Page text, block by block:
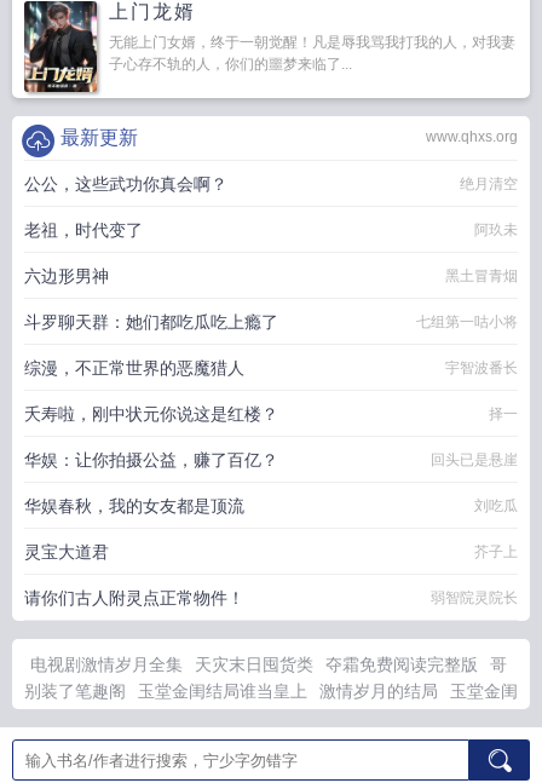
上门龙婿
无能上门女婿，终于一朝觉醒！凡是辱我骂我打我的人，对我妻
子心存不轨的人，你们的噩梦来临了...
www.qhxs.org
最新更新
公公，这些武功你真会啊？ 绝月清空
老祖，时代变了 阿玖未
六边形男神 黑土冒青烟
斗罗聊天群：她们都吃瓜吃上瘾了 七组第一咕小将
综漫，不正常世界的恶魔猎人 宇智波番长
夭寿啦，刚中状元你说这是红楼？ 择一
华娱：让你拍摄公益，赚了百亿？ 回头已是悬崖
华娱春秋，我的女友都是顶流 刘吃瓜
灵宝大道君 芥子上
请你们古人附灵点正常物件！ 弱智院灵院长
电视剧激情岁月全集 天灾末日囤货类 夺霜免费阅读完整版
哥
别装了笔趣阁
玉堂金闺结局谁当皇上 激情岁月的结局
玉堂金闺
1v1全文免费阅读
召唤最弱开局恶魔契约短剧免费观看
夺春情讲
的什么故事
天灾末世囤货求生by天灾免费阅读全文 天灾末世囤